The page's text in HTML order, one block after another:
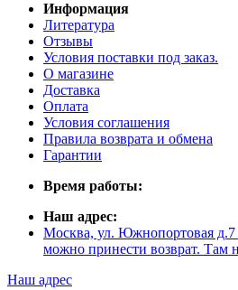
Информация
Литература
Отзывы
Условия поставки под заказ.
О магазине
Доставка
Оплата
Условия соглашения
Правила возврата и обмена
Гарантии
Время работы:
Наш адрес:
Москва, ул. Южнопортовая д.7
можно принести возврат. Там
Наш адрес